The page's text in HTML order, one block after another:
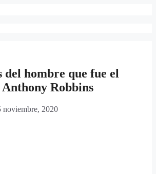
del hombre que fue el
Robbins
noviembre, 2020